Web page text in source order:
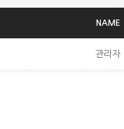
NAME
관리자